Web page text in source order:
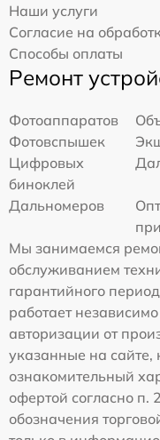
Наши услуги
Согласие на
Способы оплаты
Ремонт
Фотоаппаратов
Фотовспышек
Цифровых
биноклей
Дальномеров
Мы занимаемся
обслуживанием
гарантийного
работает
авторизации от
указанные на сайте,
ознакомительный
офертой согласно п.
обозначения